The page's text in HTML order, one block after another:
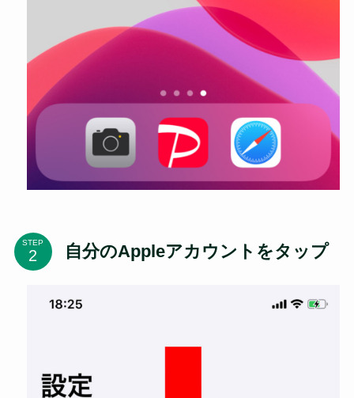
STEP 自分のAppleアカウントをタップ